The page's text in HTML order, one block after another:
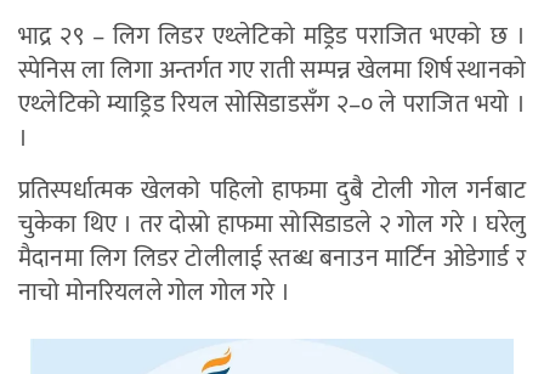
भाद्र २९ – लिग लिडर एथ्लेटिको मड्रिड पराजित भएको छ ।
स्पेनिस ला लिगा अन्तर्गत गए राती सम्पन्न खेलमा शिर्ष स्थानको
एथ्लेटिको म्याड्रिड रियल सोसिडाडसँग २–० ले पराजित भयो ।
।
प्रतिस्पर्धात्मक खेलको पहिलो हाफमा दुबै टोली गोल गर्नबाट
चुकेका थिए । तर दोस्रो हाफमा सोसिडाडले २ गोल गरे । घरेलु
मैदानमा लिग लिडर टोलीलाई स्तब्ध बनाउन मार्टिन ओडेगार्ड र
नाचो मोनरियलले गोल गोल गरे ।